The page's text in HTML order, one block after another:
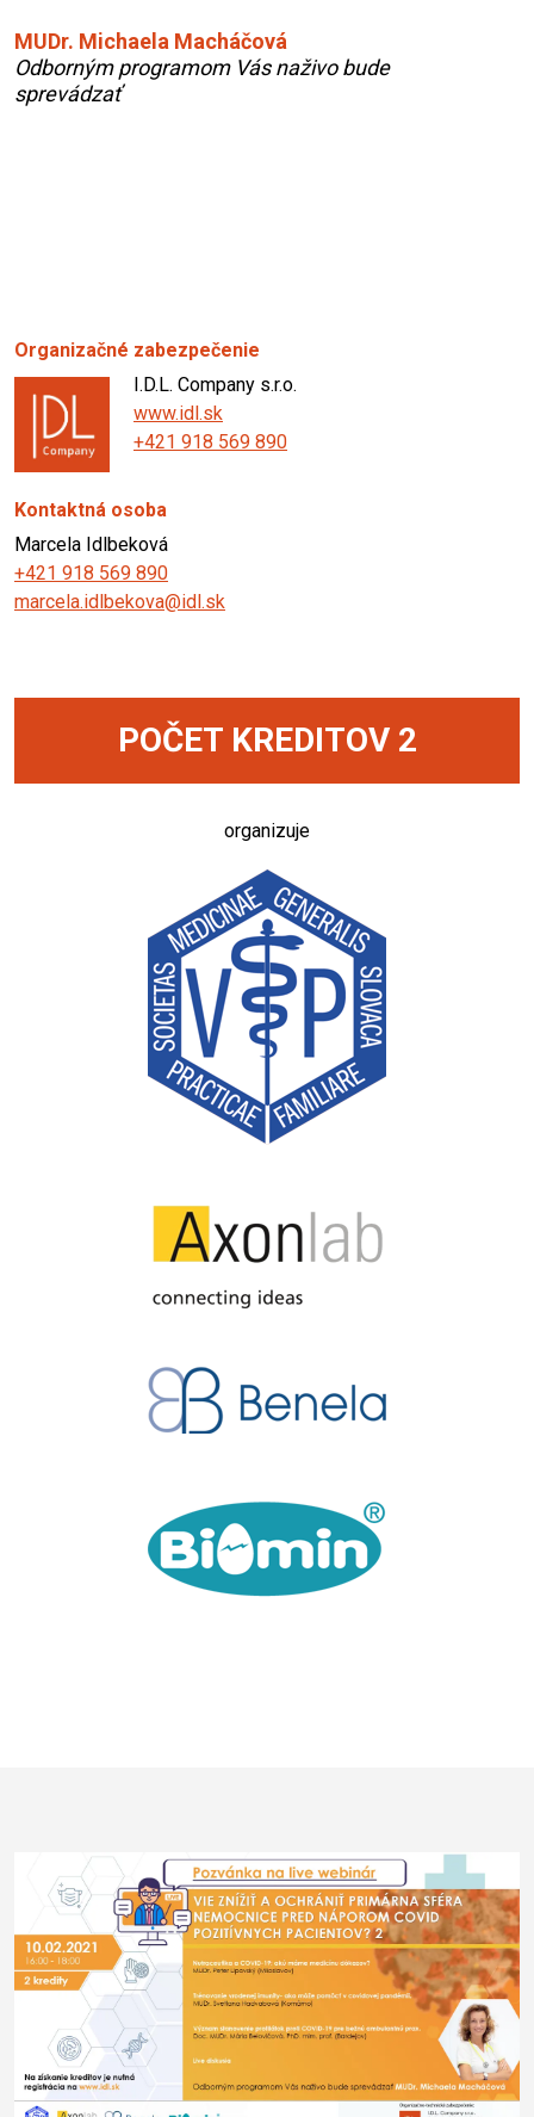
MUDr. Michaela Macháčová
Odborným programom Vás naživo bude
sprevádzať
Organizačné zabezpečenie
I.D.L. Company s.r.o.
www.idl.sk
+421 918 569 890
Kontaktná osoba
Marcela Idlbeková
+421 918 569 890
marcela.idlbekova@idl.sk
POČET KREDITOV 2
organizuje